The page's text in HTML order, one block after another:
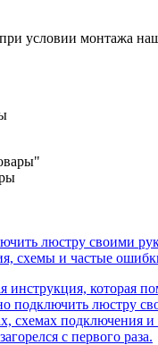
условии монтажа
люстру своими
схемы и частые
инструкция, которая
подключить люстру
схемах подключения
с первого раза.